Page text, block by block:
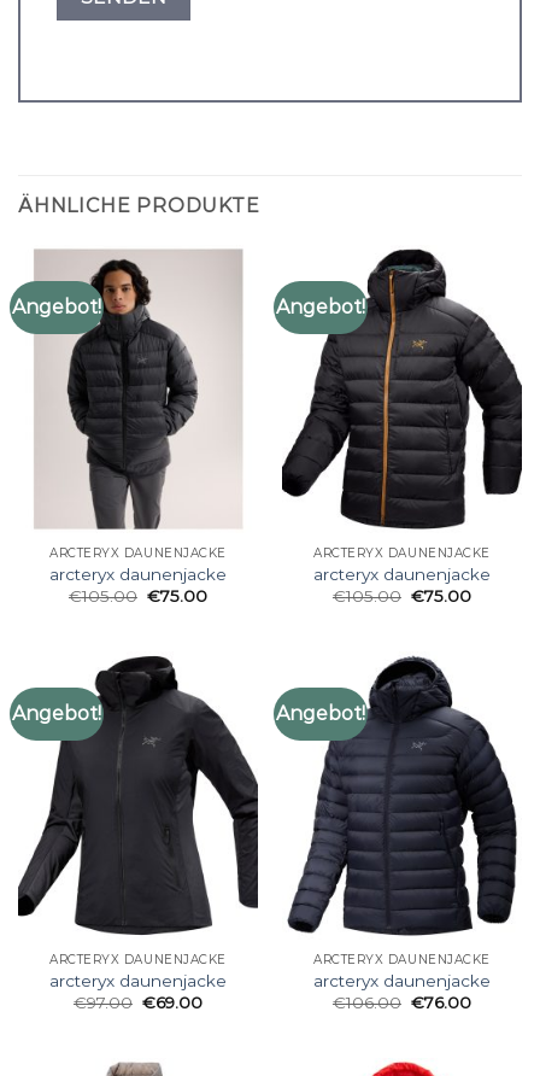
ÄHNLICHE PRODUKTE
Angebot!
ARCTERYX DAUNENJACKE
arcteryx daunenjacke
€105.00 €75.00
Angebot!
ARCTERYX DAUNENJACKE
arcteryx daunenjacke
€105.00 €75.00
Angebot!
ARCTERYX DAUNENJACKE
arcteryx daunenjacke
€97.00 €69.00
Angebot!
ARCTERYX DAUNENJACKE
arcteryx daunenjacke
€106.00 €76.00